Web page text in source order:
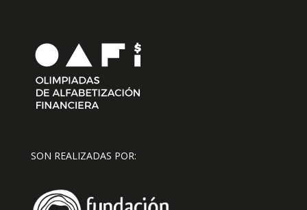
SON REALIZADAS POR: